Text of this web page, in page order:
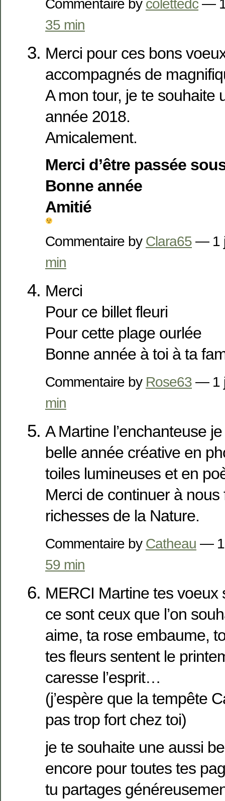
Commentaire by colettedc— 1
35 min
Merci pour ces bons
accompagnés de
A mon tour, je te souhaite
année 2018.
Amicalement.
Merci d’être passée
Bonne année
Amitié
Commentaire by Clara65 — 1
min
Merci
Pour ce billet fleuri
Pour cette plage ourlée
Bonne année à toi à ta
Commentaire by Rose63 — 1
min
A Martine l’enchanteuse
belle année créative en
toiles lumineuses et en
Merci de continuer à
richesses de la Nature.
Commentaire by Catheau — 1
59 min
MERCI Martine tes voeux
ce sont ceux que l’on
aime, ta rose embaume,
tes fleurs sentent le
caresse l’esprit…
(j’espère que la tempête
pas trop fort chez toi)
je te souhaite une aussi
encore pour toutes tes
tu partages